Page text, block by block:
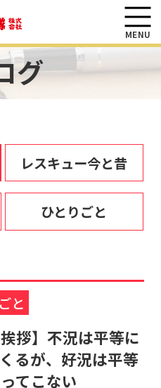
MENU
グ
レスキュー今と昔
ひとりごと
と
挨拶】不況は平等に
るが、好況は平等
てこない